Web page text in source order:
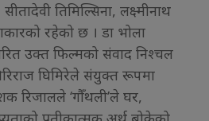
तिमिल्सिना, लक्ष्मीनाथ
रहेको छ । डा भोला
उक्त फिल्मको संवाद निश्चल
घिमिरेले संयुक्त रूपमा
रिजालले ‘गौँथली’ले घर,